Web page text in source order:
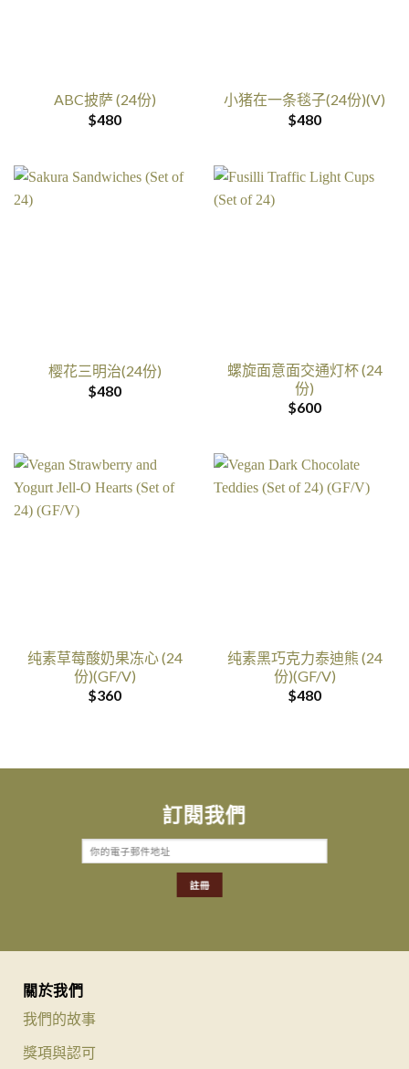
ABC披萨 (24份)
$480
小猪在一条毯子(24份)(V)
$480
樱花三明治(24份)
$480
螺旋面意面交通灯杯 (24
份)
$600
纯素草莓酸奶果冻心 (24
份)(GF/V)
$360
纯素黑巧克力泰迪熊 (24
份)(GF/V)
$480
訂閱我們
關於我們
我們的故事
獎項與認可